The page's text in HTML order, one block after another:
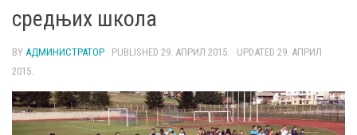
средњих школа
BY АДМИНИСТРАТОР · PUBLISHED 29. АПРИЛ 2015. · UPDATED 29. АПРИЛ
2015.